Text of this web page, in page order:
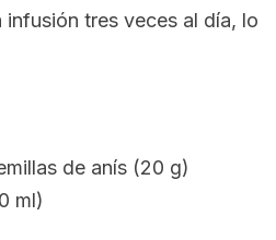
infusión tres veces al día, lo
de anís (20 g)
ml)